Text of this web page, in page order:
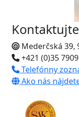
Mederčská 39,
+421 (0)35
Telefónny
Ako nás